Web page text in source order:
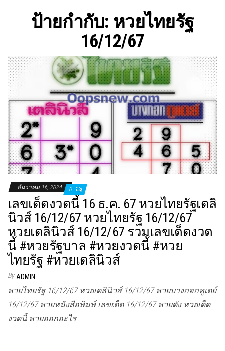
ป้ายกำกับ: หวยไทยรัฐ
16/12/67
ธันวาคม 16, 2024 0
เลขเด็ดงวดนี้ 16 ธ.ค. 67 หวยไทยรัฐเดลิ
นิวส์ 16/12/67 หวยไทยรัฐ 16/12/67
หวยเดลินิวส์ 16/12/67 รวมเลขเด็ดงวด
นี้ #หวยรัฐบาล #หวยงวดนี้ #หวย
ไทยรัฐ #หวยเดลินิวส์
By ADMIN
หวยไทยรัฐ 16/12/67 หวยเดลินิวส์ 16/12/67 หวยบางกอกทูเดย์
16/12/67 หวยหนังสือพิมพ์ เลขเด็ด 16/12/67 หวยดัง หวยเด็ด
งวดนี้ หวยออกอะไร